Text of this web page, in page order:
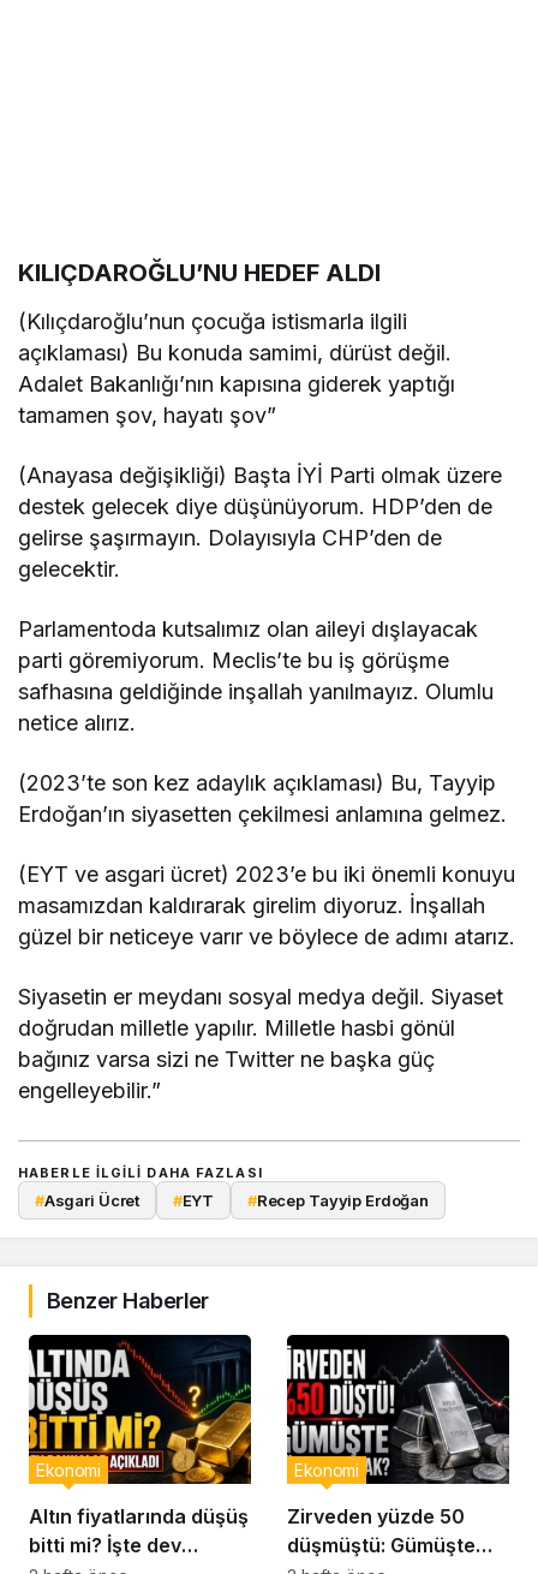
KILIÇDAROĞLU’NU HEDEF ALDI
(Kılıçdaroğlu’nun çocuğa istismarla ilgili
açıklaması) Bu konuda samimi, dürüst değil.
Adalet Bakanlığı’nın kapısına giderek yaptığı
tamamen şov, hayatı şov”
(Anayasa değişikliği) Başta İYİ Parti olmak üzere
destek gelecek diye düşünüyorum. HDP’den de
gelirse şaşırmayın. Dolayısıyla CHP’den de
gelecektir.
Parlamentoda kutsalımız olan aileyi dışlayacak
parti göremiyorum. Meclis’te bu iş görüşme
safhasına geldiğinde inşallah yanılmayız. Olumlu
netice alırız.
(2023’te son kez adaylık açıklaması) Bu, Tayyip
Erdoğan’ın siyasetten çekilmesi anlamına gelmez.
(EYT ve asgari ücret) 2023’e bu iki önemli konuyu
masamızdan kaldırarak girelim diyoruz. İnşallah
güzel bir neticeye varır ve böylece de adımı atarız.
Siyasetin er meydanı sosyal medya değil. Siyaset
doğrudan milletle yapılır. Milletle hasbi gönül
bağınız varsa sizi ne Twitter ne başka güç
engelleyebilir.”
HABERLE ILGILI DAHA FAZLASI
#Asgari Ücret #EYT #Recep Tayyip Erdoğan
Benzer Haberler
Altın fiyatlarında düşüş
bitti mi? İşte dev
Ekonomi
Zirveden yüzde 50
düşmüştü: Gümüşte
Ekonomi